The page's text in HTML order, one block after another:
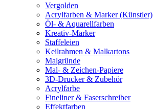
Vergolden
Acrylfarben & Marker (Künstler)
Öl- & Aquarellfarben
Kreativ-Marker
Staffeleien
Keilrahmen & Malkartons
Malgründe
Mal- & Zeichen-Papiere
3D-Drucker & Zubehör
Acrylfarbe
Fineliner & Faserschreiber
Effektfarben